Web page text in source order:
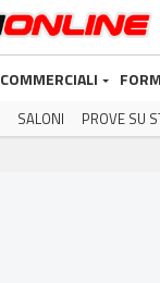
COMMERCIALI
SALONI PROVE SU